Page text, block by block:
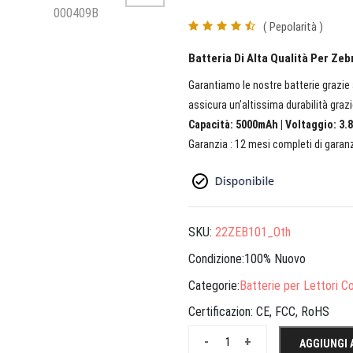
( Pepolarità )
Batteria Di Alta Qualità Per
Garantiamo le nostre batterie
assicura un’altissima durabilità
Capacità: 5000mAh | Voltaggio:
Garanzia : 12 mesi completi di
SKU: 22ZEB101_Oth
Condizione:100% Nuovo
Categorie:Batterie per Lettori
Certificazion: CE, FCC, RoHS
+
- AGGIUNGI